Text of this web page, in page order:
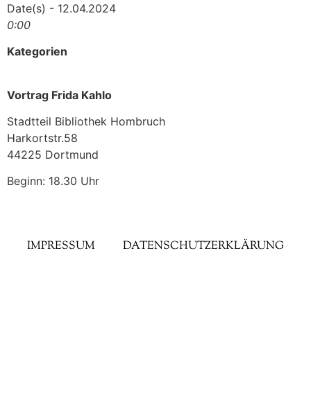
Date(s) - 12.04.2024
0:00
Kategorien
Vortrag Frida Kahlo
Stadtteil Bibliothek Hombruch
Harkortstr.58
44225 Dortmund
Beginn: 18.30 Uhr
IMPRESSUM DATENSCHUTZERKLÄRUNG